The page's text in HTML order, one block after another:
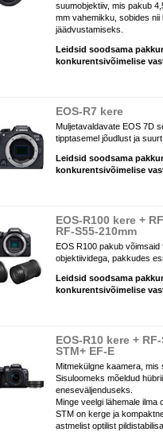
suumobjektiiv, mis pakub
mm vahemikku, sobides
jäädvustamiseks.
Leidsid soodsama
konkurentsivõimelise
EOS-R7 kere
Muljetavaldavate EOS 7D
tipptasemel jõudlust ja
Leidsid soodsama
konkurentsivõimelise
EOS-R100 kere +
RF-S55-210mm
EOS R100 pakub
objektiividega, pakkudes
Leidsid soodsama
konkurentsivõimelise
EOS-R10 kere +
STM+ EF-E
Mitmekülgne kaamera, mis
Sisuloomeks mõeldud
eneseväljenduseks.
Minge veelgi lähemale ilma
STM on kerge ja
astmelist optilist